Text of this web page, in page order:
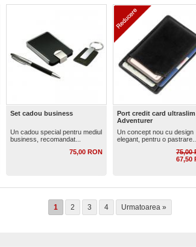
Set cadou business
Un cadou special pentru mediul
business, recomandat...
75,00 RON
Port credit card
Adventurer
Un concept nou cu design
elegant, pentru o pastrare...
75,00
67,50
1 2 3 4 Urmatoarea »